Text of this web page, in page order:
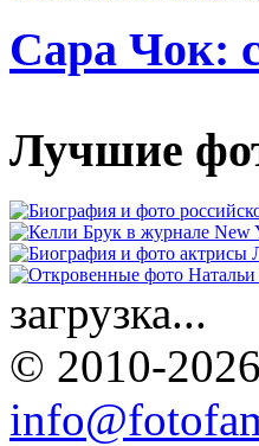
Сара Чок:
Лучшие
загрузка...
© 2010-